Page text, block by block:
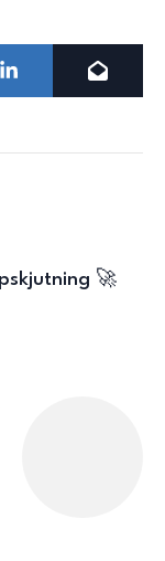
🚀